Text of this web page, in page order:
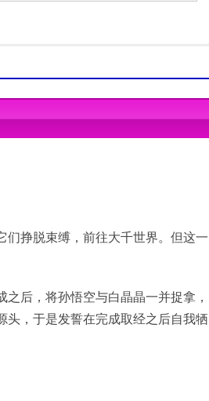
挣脱束缚，前往大千世界。但这一
后，将孙悟空与白晶晶一并捉拿，
，于是发誓在完成取经之后自我牺